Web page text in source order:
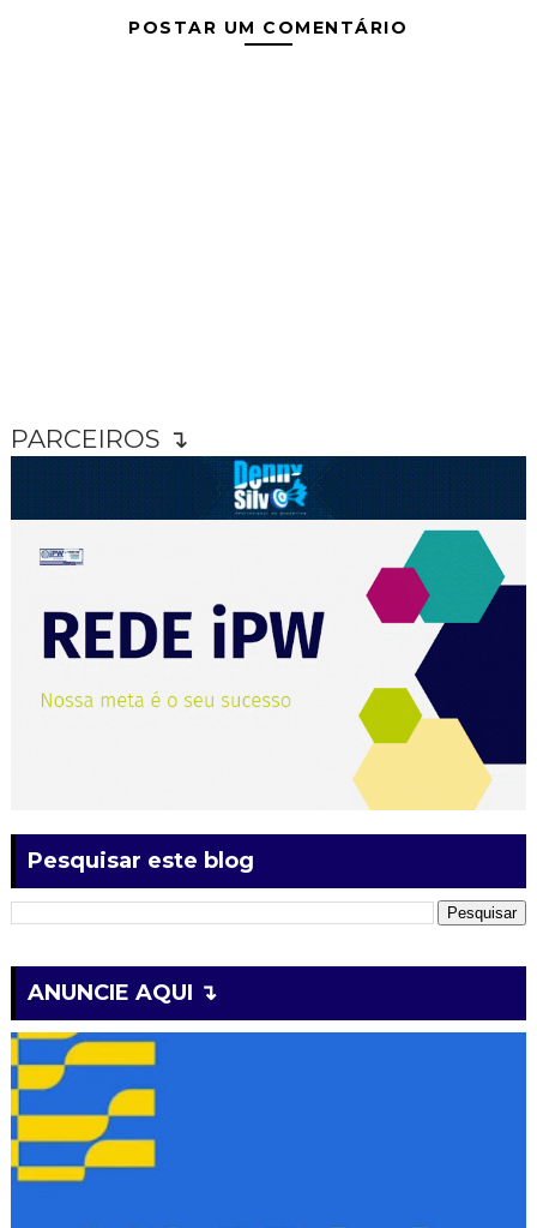
POSTAR UM COMENTÁRIO
PARCEIROS ↴
Pesquisar este blog
ANUNCIE AQUI ↴